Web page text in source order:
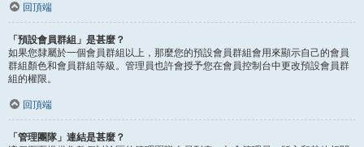
回頂端
「預設會員群組」是甚麼？
如果您隸屬於一個會員群組以上，那麼您的預設會員群組會用來顯示自己的會員
群組顏色和會員群組等級。管理員也許會授予您在會員控制台中更改預設會員群
組的權限。
回頂端
「管理團隊」連結是甚麼？